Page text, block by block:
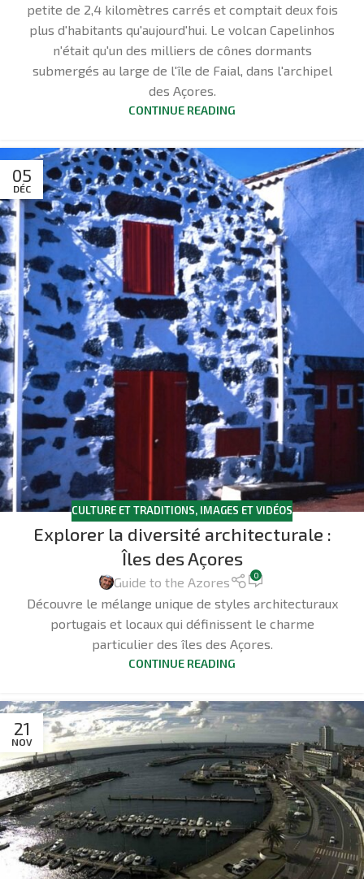
petite de 2,4 kilomètres carrés et comptait deux fois
plus d'habitants qu'aujourd'hui. Le volcan Capelinhos
n'était qu'un des milliers de cônes dormants
submergés au large de l'île de Faial, dans l'archipel
des Açores.
CONTINUE READING
05
DÉC
CULTURE ET TRADITIONS, IMAGES ET VIDÉOS
Explorer la diversité architecturale :
Îles des Açores
Guide to the Azores 0
Découvre le mélange unique de styles architecturaux
portugais et locaux qui définissent le charme
particulier des îles des Açores.
CONTINUE READING
21
NOV